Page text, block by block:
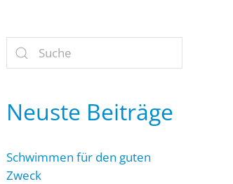
Neuste Beiträge
Schwimmen für den guten
Zweck